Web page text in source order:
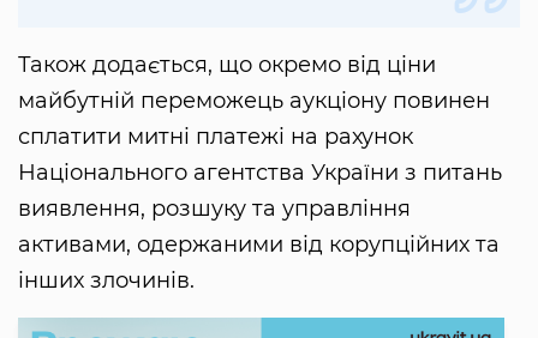
Також додається, що окремо від ціни
майбутній переможець аукціону повинен
сплатити митні платежі на рахунок
Національного агентства України з питань
виявлення, розшуку та управління
активами, одержаними від корупційних та
інших злочинів.